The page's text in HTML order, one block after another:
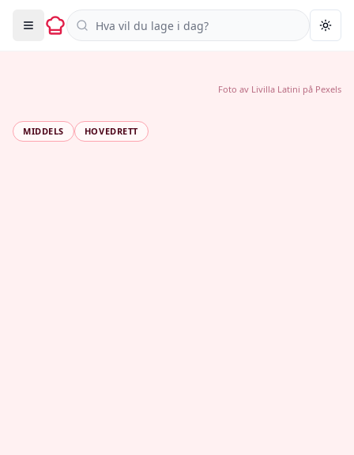
Søk i oppskrifter
MIDDELS HOVEDRETT
Foto av Livilla Latini på Pexels